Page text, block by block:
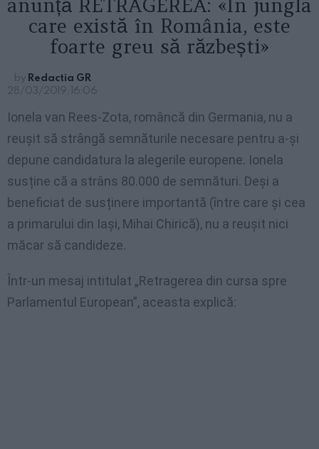
anunță RETRAGEREA: «În jungla
care există în România, este
foarte greu să răzbești»
by Redactia GR
28/03/2019, 16:06
Ionela van Rees-Zota, româncă din Germania, nu a
reușit să strângă semnăturile necesare pentru a-și
depune candidatura la alegerile europene. Ionela
susține că a strâns 80.000 de semnături. Deși a
beneficiat de susținere importantă (între care și cea
a primarului din Iași, Mihai Chirică), nu a reușit nici
măcar să candideze.
Într-un mesaj intitulat „Retragerea din cursa spre
Parlamentul European”, aceasta explică: